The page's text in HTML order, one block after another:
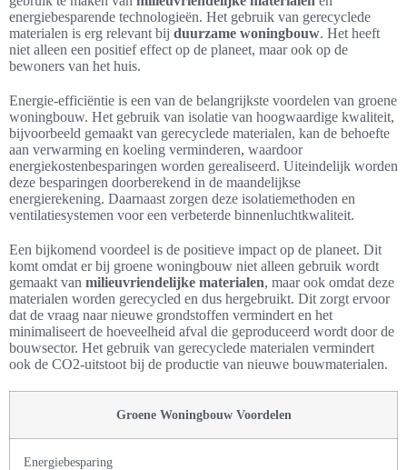
energiebesparende technologieën. Het gebruik van gerecyclede
materialen is erg relevant bij duurzame woningbouw. Het heeft
niet alleen een positief effect op de planeet, maar ook op de
bewoners van het huis.
Energie-efficiëntie is een van de belangrijkste voordelen van groene
woningbouw. Het gebruik van isolatie van hoogwaardige kwaliteit,
bijvoorbeeld gemaakt van gerecyclede materialen, kan de behoefte
aan verwarming en koeling verminderen, waardoor
energiekostenbesparingen worden gerealiseerd. Uiteindelijk worden
deze besparingen doorberekend in de maandelijkse
energierekening. Daarnaast zorgen deze isolatiemethoden en
ventilatiesystemen voor een verbeterde binnenluchtkwaliteit.
Een bijkomend voordeel is de positieve impact op de planeet. Dit
komt omdat er bij groene woningbouw niet alleen gebruik wordt
gemaakt van milieuvriendelijke materialen, maar ook omdat deze
materialen worden gerecycled en dus hergebruikt. Dit zorgt ervoor
dat de vraag naar nieuwe grondstoffen vermindert en het
minimaliseert de hoeveelheid afval die geproduceerd wordt door de
bouwsector. Het gebruik van gerecyclede materialen vermindert
ook de CO2-uitstoot bij de productie van nieuwe bouwmaterialen.
Groene Woningbouw Voordelen
Energiebesparing